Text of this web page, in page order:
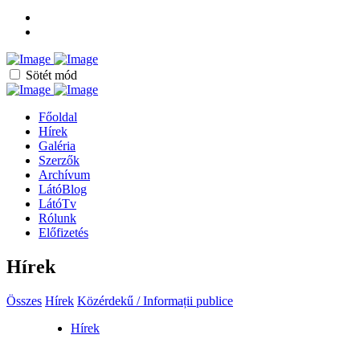
Sötét mód
Főoldal
Hírek
Galéria
Szerzők
Archívum
LátóBlog
LátóTv
Rólunk
Előfizetés
Hírek
Összes Hírek Közérdekű / Informații publice
Hírek